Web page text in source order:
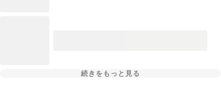
続きをもっと見る